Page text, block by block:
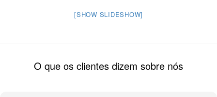
[SHOW SLIDESHOW]
O que os clientes dizem sobre nós